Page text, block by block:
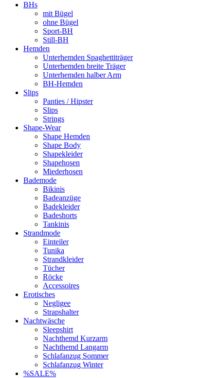
BHs
mit Bügel
ohne Bügel
Sport-BH
Still-BH
Hemden
Unterhemden Spaghettiträger
Unterhemden breite Träger
Unterhemden halber Arm
BH-Hemden
Slips
Panties / Hipster
Slips
Strings
Shape-Wear
Shape Hemden
Shape Body
Shapekleider
Shapehosen
Miederhosen
Bademode
Bikinis
Badeanzüge
Badekleider
Badeshorts
Tankinis
Strandmode
Einteiler
Tunika
Strandkleider
Tücher
Röcke
Accessoires
Erotisches
Negligee
Strapshalter
Nachtwäsche
Sleepshirt
Nachthemd Kurzarm
Nachthemd Langarm
Schlafanzug Sommer
Schlafanzug Winter
%SALE%